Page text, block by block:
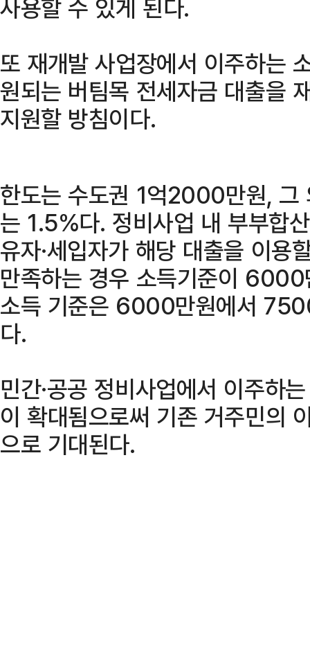
사용할 수 있게 된다.
또 재개발 사업장에서 이주하는
원되는 버팀목 전세자금 대출을
지원할 방침이다.
한도는 수도권 1억2000만원,
는 1.5%다. 정비사업 내 부부합
유자·세입자가 해당 대출을 이용
만족하는 경우 소득기준이
소득 기준은 6000만원에서
다.
민간·공공 정비사업에서 이주하
이 확대됨으로써 기존 거주민의
으로 기대된다.